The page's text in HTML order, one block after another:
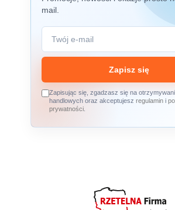
mail.
Zapisz się
Zapisując się, zgadzasz się na
handlowych oraz akceptujesz regulamin i
prywatności